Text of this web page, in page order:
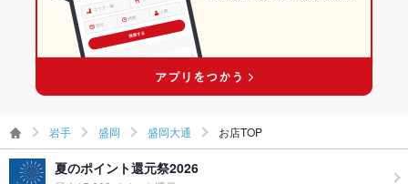
会社宴会、歓送迎会、同窓会、結婚式の二次会も大歓迎です。
プライズ対
備考 12/26～1/8の期間、お席は2時間制となります。
岩手 盛岡 盛岡大通 お店TOP
夏のポイント還元祭2026